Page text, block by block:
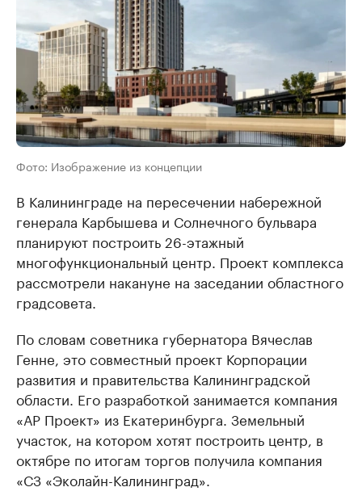
Фото: Изображение из концепции
В Калининграде на пересечении набережной
генерала Карбышева и Солнечного бульвара
планируют построить 26-этажный
многофункциональный центр. Проект комплекса
рассмотрели накануне на заседании областного
градсовета.
По словам советника губернатора Вячеслав
Генне, это совместный проект Корпорации
развития и правительства Калининградской
области. Его разработкой занимается компания
«АР Проект» из Екатеринбурга. Земельный
участок, на котором хотят построить центр, в
октябре по итогам торгов получила компания
«СЗ «Эколайн-Калининград».